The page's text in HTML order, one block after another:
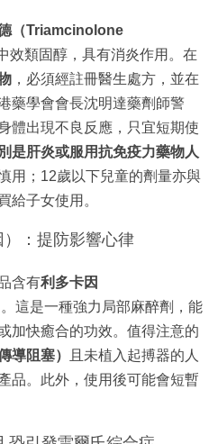
（Triamcinolone
效類固醇，具有消炎作用。在
，必須經註冊醫生處方，並在
藥學會會長沈明達藥劑師警
體出現不良反應，只宜短期使
是肝炎或服用抗免疫力藥物人
用；12歲以下兒童的劑量亦與
給子女使用。
：提防影響心律
含有利多卡因
。這是一種強力局部麻醉劑，能
加快癒合的功效。值得注意的
導阻塞）
且未植入起搏器的人
品。此外，使用後可能會短暫